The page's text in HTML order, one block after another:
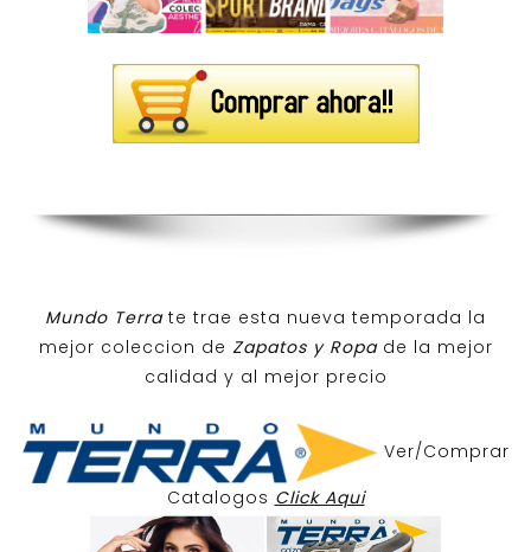
Mundo Terra te trae esta nueva temporada la
mejor coleccion de Zapatos y Ropa de la mejor
calidad y al mejor precio
Ver/Comprar
Catalogos Click Aqui